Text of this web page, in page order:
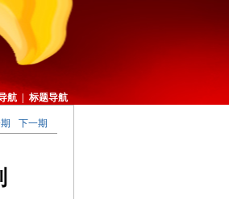
航 标题导航
下一期